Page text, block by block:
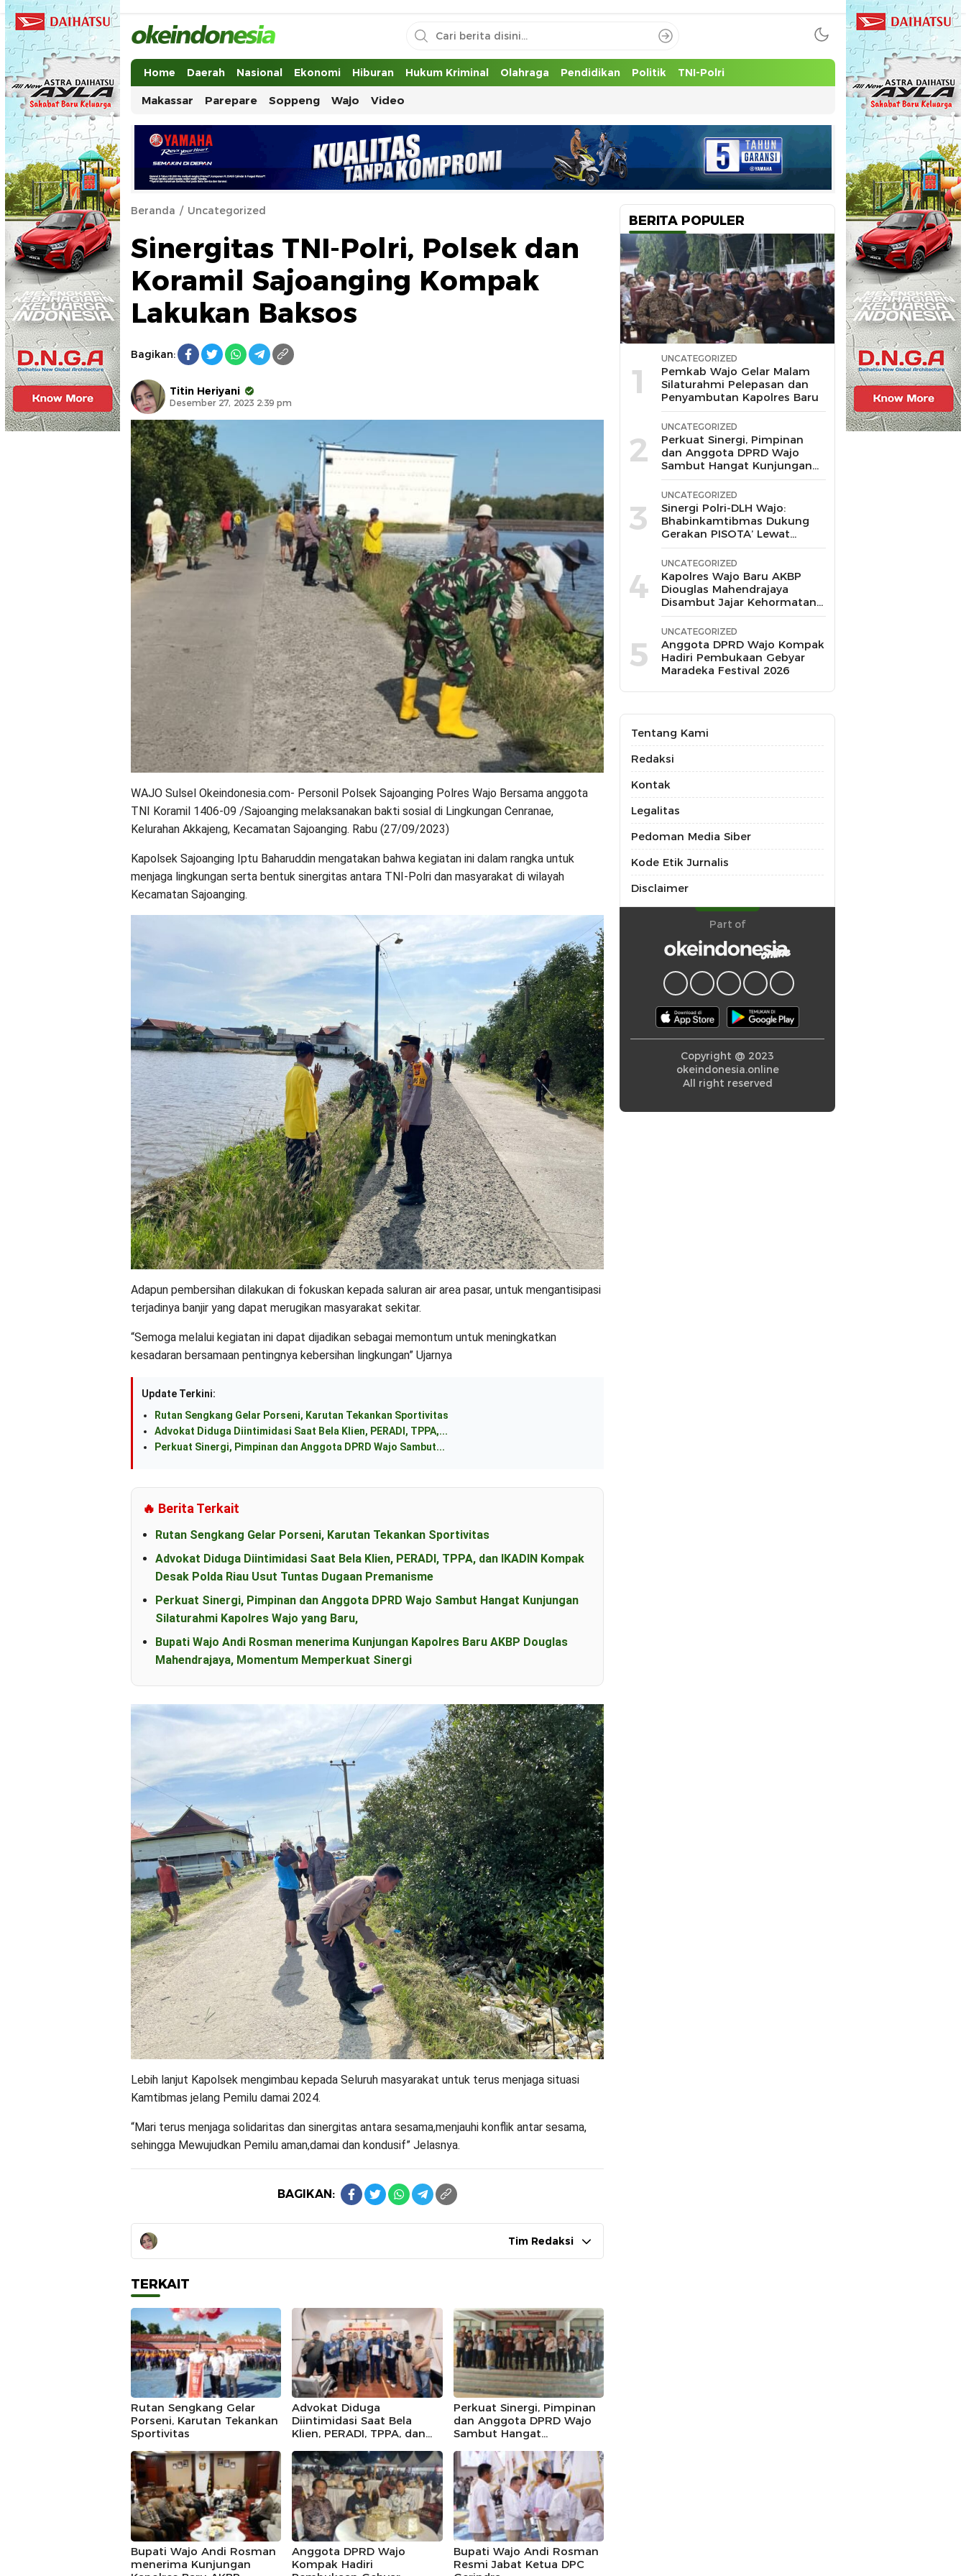
Okeindonesia.Online
Mengonlinekan Indonesia Secara Utuh
Home Daerah Nasional Ekonomi Hiburan Hukum Kriminal Olahraga Pendidikan Politik TNI-Polri
Makassar Parepare Soppeng Wajo Video
Beranda Uncategorized
Sinergitas TNI-Polri, Polsek dan
Koramil Sajoanging Kompak
Lakukan Baksos
Bagikan:
Titin Heriyani
Desember 27, 2023 2:39 pm
WAJO Sulsel Okeindonesia.com- Personil Polsek Sajoanging Polres Wajo Bersama anggota
TNI Koramil 1406-09 /Sajoanging melaksanakan bakti sosial di Lingkungan Cenranae,
Kelurahan Akkajeng, Kecamatan Sajoanging. Rabu (27/09/2023)
Kapolsek Sajoanging Iptu Baharuddin mengatakan bahwa kegiatan ini dalam rangka untuk
menjaga lingkungan serta bentuk sinergitas antara TNI-Polri dan masyarakat di wilayah
Kecamatan Sajoanging.
Adapun pembersihan dilakukan di fokuskan kepada saluran air area pasar, untuk mengantisipasi
terjadinya banjir yang dapat merugikan masyarakat sekitar.
“Semoga melalui kegiatan ini dapat dijadikan sebagai memontum untuk meningkatkan
kesadaran bersamaan pentingnya kebersihan lingkungan” Ujarnya
Update Terkini:
Rutan Sengkang Gelar Porseni, Karutan Tekankan Sportivitas
Advokat Diduga Diintimidasi Saat Bela Klien, PERADI, TPPA,...
Perkuat Sinergi, Pimpinan dan Anggota DPRD Wajo Sambut...
🔥 Berita Terkait
Rutan Sengkang Gelar Porseni, Karutan Tekankan Sportivitas
Advokat Diduga Diintimidasi Saat Bela Klien, PERADI, TPPA, dan IKADIN Kompak
Desak Polda Riau Usut Tuntas Dugaan Premanisme
Perkuat Sinergi, Pimpinan dan Anggota DPRD Wajo Sambut Hangat Kunjungan
Silaturahmi Kapolres Wajo yang Baru,
Bupati Wajo Andi Rosman menerima Kunjungan Kapolres Baru AKBP Douglas
Mahendrajaya, Momentum Memperkuat Sinergi
Lebih lanjut Kapolsek mengimbau kepada Seluruh masyarakat untuk terus menjaga situasi
Kamtibmas jelang Pemilu damai 2024.
“Mari terus menjaga solidaritas dan sinergitas antara sesama,menjauhi konflik antar sesama,
sehingga Mewujudkan Pemilu aman,damai dan kondusif” Jelasnya.
BAGIKAN:
Tim Redaksi
TERKAIT
Rutan Sengkang Gelar
Porseni, Karutan Tekankan
Sportivitas
Advokat Diduga
Diintimidasi Saat Bela
Klien, PERADI, TPPA, dan
Polda Riau Usut Tuntas
Dugaan Premanisme
Perkuat Sinergi, Pimpinan
dan Anggota DPRD Wajo
Sambut Hangat
Kapolres Wajo yang Baru,
Bupati Wajo Andi Rosman
menerima Kunjungan
Anggota DPRD Wajo
Kompak Hadiri
Bupati Wajo Andi Rosman
Resmi Jabat Ketua DPC
BERITA POPULER
1
UNCATEGORIZED
Pemkab Wajo Gelar Malam
Silaturahmi Pelepasan dan
Penyambutan Kapolres Baru
2
UNCATEGORIZED
Perkuat Sinergi, Pimpinan
dan Anggota DPRD Wajo
Sambut Hangat Kunjungan
Silaturahmi Kapolres Wajo
yang Baru,
3
UNCATEGORIZED
Sinergi Polri-DLH Wajo:
Bhabinkamtibmas Dukung
Gerakan PISOTA’ Lewat
Motor Sampah
4
UNCATEGORIZED
Kapolres Wajo Baru AKBP
Diouglas Mahendrajaya
Disambut Jajar Kehormatan
dan Tari Padduppa
5
UNCATEGORIZED
Anggota DPRD Wajo Kompak
Hadiri Pembukaan Gebyar
Maradeka Festival 2026
Tentang Kami
Redaksi
Kontak
Legalitas
Pedoman Media Siber
Kode Etik Jurnalis
Disclaimer
Part of
Copyright @ 2023
okeindonesia.online
All right reserved